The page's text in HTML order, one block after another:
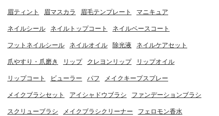
眉ティント 眉マスカラ 眉毛テンプレート マニキュア
ネイルシール ネイルトップコート ネイルベースコート
フットネイルシール ネイルオイル 除光液 ネイルケアセット
爪やすり・爪磨き リップ クレヨンリップ リップオイル
リップコート ビューラー パフ メイクキープスプレー
メイクブラシセット アイシャドウブラシ ファンデーションブラシ
スクリューブラシ メイクブラシクリーナー フェロモン香水